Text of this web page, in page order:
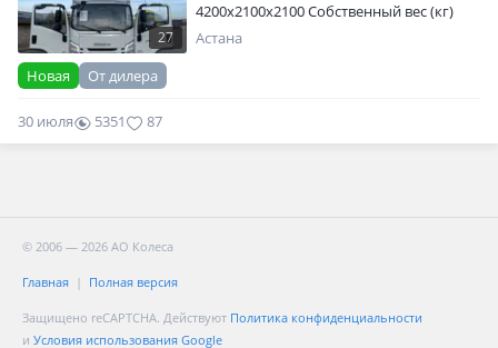
27
4200х2100х2100 Собственный вес (кг)
1840/2655 Грузоподъемность (кг) 2000
поставки В наличии Размер колес и
Астана
Новая
От дилера
30 июля 5351 87
© 2006 — 2026 АО Колеса
Главная Полная версия
Защищено reCAPTCHA. Действуют Политика конфиденциальности
и Условия использования Google